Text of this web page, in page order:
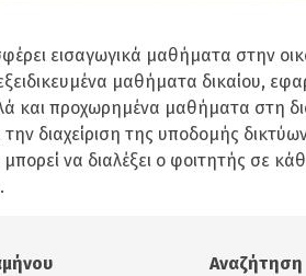
εισαγωγικά μαθήματα στην
μαθήματα δικαίου,
και προχωρημένα μαθήματα στη
την διαχείριση της υποδομής
να διαλέξει ο φοιτητής σε
Αναζήτηση